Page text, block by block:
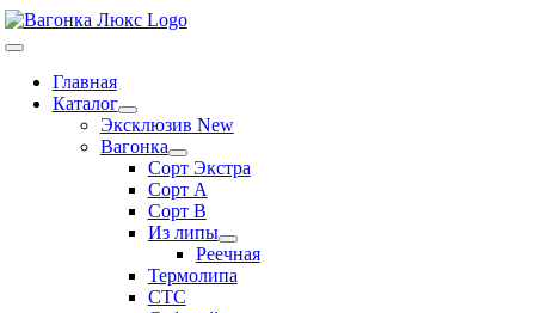
Skip
to
Toggle
NavigationГлавная
Каталог
Эксклюзив New
Вагонка
Сорт Экстра
Сорт А
Сорт В
Из липы
Реечная
Термолипа
СТС